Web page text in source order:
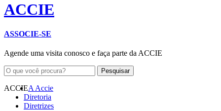
ACCIE
ASSOCIE-SE
Agende uma visita conosco e faça parte da ACCIE
ACCIEA Accie
Diretoria
Diretrizes